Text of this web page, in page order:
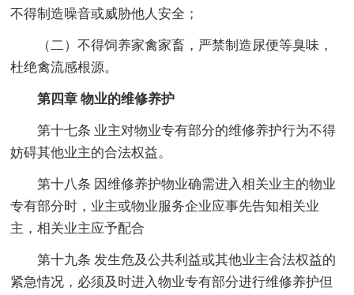
不得制造噪音或威胁他人安全；
（二）不得饲养家禽家畜，严禁制造尿便等臭味，
杜绝禽流感根源。
第四章 物业的维修养护
第十七条 业主对物业专有部分的维修养护行为不得
妨碍其他业主的合法权益。
第十八条 因维修养护物业确需进入相关业主的物业
专有部分时，业主或物业服务企业应事先告知相关业
主，相关业主应予配合
第十九条 发生危及公共利益或其他业主合法权益的
紧急情况，必须及时进入物业专有部分进行维修养护但